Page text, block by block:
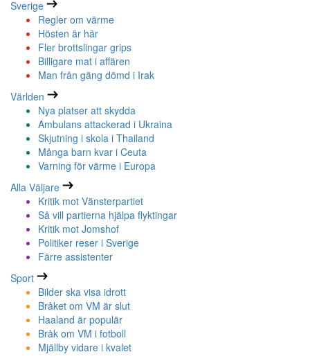
Sverige
Regler om värme
Hösten är här
Fler brottslingar grips
Billigare mat i affären
Man från gäng dömd i Irak
Världen
Nya platser att skydda
Ambulans attackerad i Ukraina
Skjutning i skola i Thailand
Många barn kvar i Ceuta
Varning för värme i Europa
Alla Väljare
Kritik mot Vänsterpartiet
Så vill partierna hjälpa flyktingar
Kritik mot Jomshof
Politiker reser i Sverige
Färre assistenter
Sport
Bilder ska visa idrott
Bråket om VM är slut
Haaland är populär
Bråk om VM i fotboll
Mjällby vidare i kvalet